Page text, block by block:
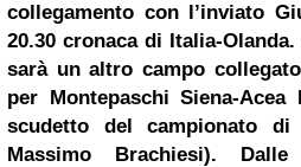
collegamento con l’inviato
20.30 cronaca di Italia-
sarà un altro campo
per Montepaschi Siena-
scudetto del campionato di
Massimo Brachiesi).